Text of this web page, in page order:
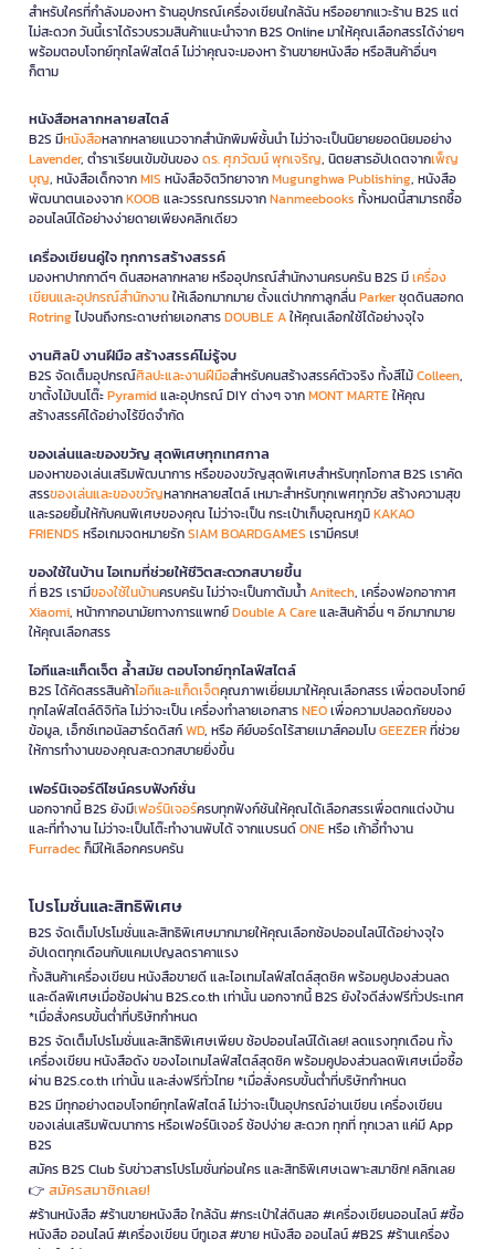
สำหรับใครที่กำลังมองหา ร้านอุปกรณ์เครื่องเขียนใกล้ฉัน หรืออยากแวะร้าน B2S แต่
ไม่สะดวก วันนี้เราได้รวบรวมสินค้าแนะนำจาก B2S Online มาให้คุณเลือกสรรได้ง่ายๆ
พร้อมตอบโจทย์ทุกไลฟ์สไตล์ ไม่ว่าคุณจะมองหา ร้านขายหนังสือ หรือสินค้าอื่นๆ
ก็ตาม
หนังสือหลากหลายสไตล์
B2S มีหนังสือหลากหลายแนวจากสำนักพิมพ์ชั้นนำ ไม่ว่าจะเป็นนิยายยอดนิยมอย่าง
Lavender, ตำราเรียนเข้มข้นของดร. ศุภวัฒน์ พุกเจริญ, นิตยสารอัปเดตจากเพ็ญ
บุญ, หนังสือเด็กจากMIS หนังสือจิตวิทยาจากMugunghwa Publishing, หนังสือ
พัฒนาตนเองจากKOOB และวรรณกรรมจากNanmeebooks ทั้งหมดนี้สามารถซื้อ
ออนไลน์ได้อย่างง่ายดายเพียงคลิกเดียว
เครื่องเขียนคู่ใจ ทุกการสร้างสรรค์
มองหาปากกาดีๆ ดินสอหลากหลาย หรืออุปกรณ์สำนักงานครบครัน B2S มีเครื่อง
เขียนและอุปกรณ์สำนักงานให้เลือกมากมาย ตั้งแต่ปากกาลูกลื่นParkerชุดดินสอกด
Rotringไปจนถึงกระดาษถ่ายเอกสารDOUBLE Aให้คุณเลือกใช้ได้อย่างจุใจ
งานศิลป์ งานฝีมือ สร้างสรรค์ไม่รู้จบ
B2S จัดเต็มอุปกรณ์ศิลปะและงานฝีมือสำหรับคนสร้างสรรค์ตัวจริง ทั้งสีไม้Colleen,
ขาตั้งไม้บนโต๊ะPyramidและอุปกรณ์ DIY ต่างๆ จากMONT MARTEให้คุณ
สร้างสรรค์ได้อย่างไร้ขีดจำกัด
ของเล่นและของขวัญ สุดพิเศษทุกเทศกาล
มองหาของเล่นเสริมพัฒนาการ หรือของขวัญสุดพิเศษสำหรับทุกโอกาส B2S เราคัด
สรรของเล่นและของขวัญหลากหลายสไตล์ เหมาะสำหรับทุกเพศทุกวัย สร้างความสุข
และรอยยิ้มให้กับคนพิเศษของคุณ ไม่ว่าจะเป็น กระเป๋าเก็บอุณหภูมิKAKAO
FRIENDS หรือเกมจดหมายรักSIAM BOARDGAMES เรามีครบ!
ของใช้ในบ้าน ไอเทมที่ช่วยให้ชีวิตสะดวกสบายขึ้น
ที่ B2S เรามีของใช้ในบ้านครบครัน ไม่ว่าจะเป็นกาต้มน้ำAnitech, เครื่องฟอกอากาศ
Xiaomi, หน้ากากอนามัยทางการแพทย์Double A Careและสินค้าอื่น ๆ อีกมากมาย
ให้คุณเลือกสรร
ไอทีและแก็ดเจ็ต ล้ำสมัย ตอบโจทย์ทุกไลฟ์สไตล์
B2S ได้คัดสรรสินค้าไอทีและแก็ดเจ็ตคุณภาพเยี่ยมมาให้คุณเลือกสรร เพื่อตอบโจทย์
ทุกไลฟ์สไตล์ดิจิทัล ไม่ว่าจะเป็น เครื่องทำลายเอกสารNEOเพื่อความปลอดภัยของ
ข้อมูล, เอ็กซ์เทอนัลฮาร์ดดิสก์WD, หรือ คีย์บอร์ดไร้สายเมาส์คอมโบGEEZERที่ช่วย
ให้การทำงานของคุณสะดวกสบายยิ่งขึ้น
เฟอร์นิเจอร์ดีไซน์ครบฟังก์ชั่น
นอกจากนี้ B2S ยังมีเฟอร์นิเจอร์ครบทุกฟังก์ชันให้คุณได้เลือกสรรเพื่อตกแต่งบ้าน
และที่ทำงาน ไม่ว่าจะเป็นโต๊ะทำงานพับได้ จากแบรนด์ONEหรือ เก้าอี้ทำงาน
Furradecก็มีให้เลือกครบครัน
โปรโมชั่นและสิทธิพิเศษ
B2S จัดเต็มโปรโมชั่นและสิทธิพิเศษมากมายให้คุณเลือกช้อปออนไลน์ได้อย่างจุใจ
อัปเดตทุกเดือนกับแคมเปญลดราคาแรง
ทั้งสินค้าเครื่องเขียน หนังสือขายดี และไอเทมไลฟ์สไตล์สุดชิค พร้อมคูปองส่วนลด
และดีลพิเศษเมื่อช้อปผ่าน B2S.co.th เท่านั้น นอกจากนี้ B2S ยังใจดีส่งฟรีทั่วประเทศ
*เมื่อสั่งครบขั้นต่ำที่บริษัทกำหนด
B2S จัดเต็มโปรโมชั่นและสิทธิพิเศษเพียบ ช้อปออนไลน์ได้เลย! ลดแรงทุกเดือน ทั้ง
เครื่องเขียน หนังสือดัง ของไอเทมไลฟ์สไตล์สุดชิค พร้อมคูปองส่วนลดพิเศษเมื่อซื้อ
ผ่าน B2S.co.th เท่านั้น และส่งฟรีทั่วไทย *เมื่อสั่งครบขั้นต่ำที่บริษัทกำหนด
B2S มีทุกอย่างตอบโจทย์ทุกไลฟ์สไตล์ ไม่ว่าจะเป็นอุปกรณ์อ่านเขียน เครื่องเขียน
ของเล่นเสริมพัฒนาการ หรือเฟอร์นิเจอร์ ช้อปง่าย สะดวก ทุกที่ ทุกเวลา แค่มี App
B2S
สมัคร B2S Club รับข่าวสารโปรโมชั่นก่อนใคร และสิทธิพิเศษเฉพาะสมาชิก! คลิกเลย
👉 สมัครสมาชิกเลย!
#ร้านหนังสือ #ร้านขายหนังสือ ใกล้ฉัน #กระเป๋าใส่ดินสอ #เครื่องเขียนออนไลน์ #ซื้อ
หนังสือ ออนไลน์ #เครื่องเขียน บีทูเอส #ขาย หนังสือ ออนไลน์ #B2S #ร้านเครื่อง